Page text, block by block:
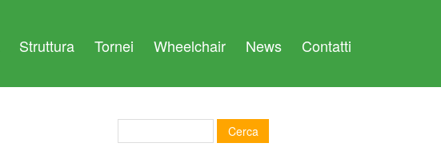
Struttura Tornei Wheelchair News Contatti